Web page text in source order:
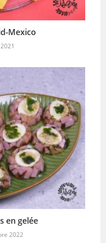
Mexico
en gelée
2022